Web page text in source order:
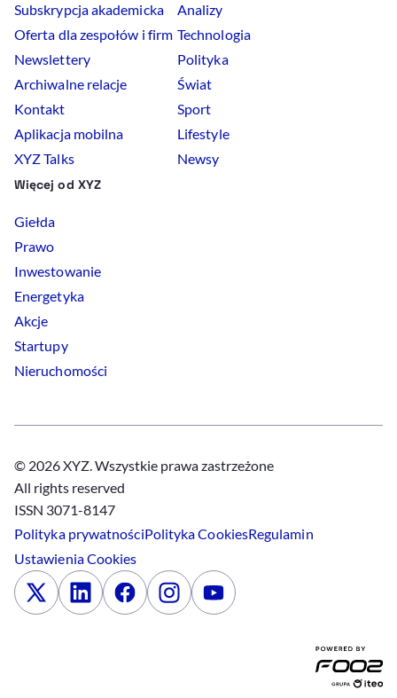
Subskrypcja akademicka
Oferta dla zespołów i firm
Newslettery
Archiwalne relacje
Kontakt
Aplikacja mobilna
XYZ Talks
Analizy
Technologia
Polityka
Świat
Sport
Lifestyle
Newsy
Więcej od XYZ
Giełda
Prawo
Inwestowanie
Energetyka
Akcje
Startupy
Nieruchomości
© 2026 XYZ. Wszystkie prawa zastrzeżone
All rights reserved
ISSN 3071-8147
Polityka prywatnościPolitykaCookiesRegulamin
UstawieniaCookies
x LinkedinFacebookInstagramYoutube